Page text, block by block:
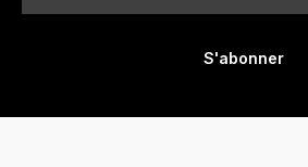
S'abonner